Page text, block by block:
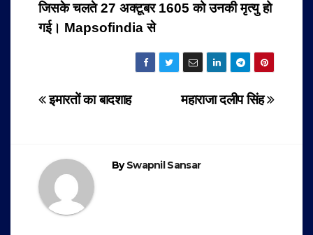
जिसके चलते 27 अक्टूबर 1605 को उनकी मृत्यु हो
गई। Mapsofindia से
Post
महाराजा दलीप सिंह
इमारतों का बादशाह
BySwapnil Sansar